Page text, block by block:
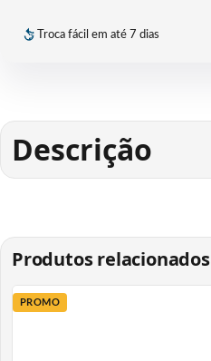
Troca fácil em até 7 dias
Descrição
Produtos relacionados
PROMO